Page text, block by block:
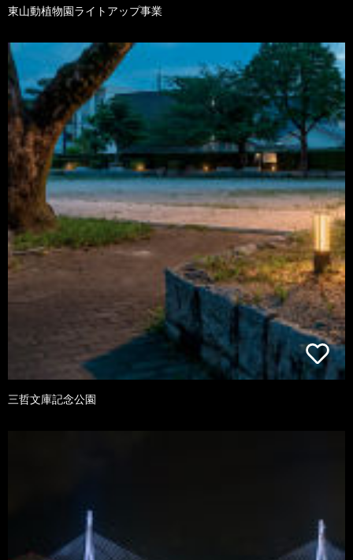
東山動植物園ライトアップ事業
三哲文庫記念公園